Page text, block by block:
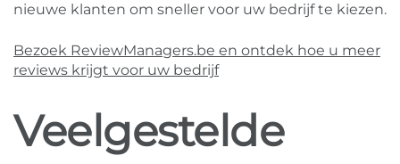
nieuwe klanten om sneller voor uw bedrijf te kiezen.
Bezoek ReviewManagers.be en ontdek hoe u meer
reviews krijgt voor uw bedrijf
Veelgestelde